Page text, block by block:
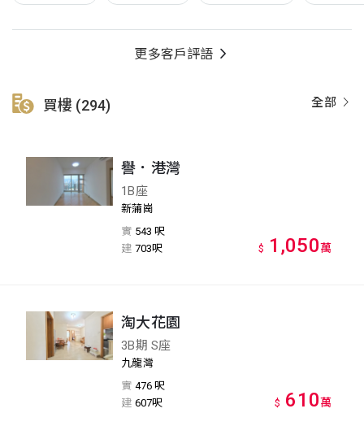
更多客戶評語
全部
買樓 (294)
譽．港灣
1B座
新蒲崗
實 543 呎
建 703呎 $ 1,050萬
淘大花園
3B期 S座
九龍灣
實 476 呎
建 607呎 $ 610萬